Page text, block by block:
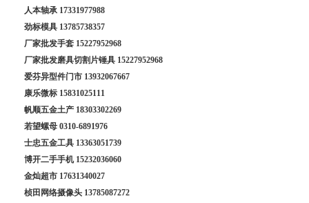
人本轴承 17331977988
劲标模具 13785738357
厂家批发手套 15227952968
厂家批发磨具切割片锤具 15227952968
爱芬异型件门市 13932067667
康乐微标 15831025111
帆顺五金土产 18303302269
若望螺母 0310-6891976
士忠五金工具 13363051739
博开二手手机 15232036060
金灿超市 17631340027
桢田网络摄像头 13785087272